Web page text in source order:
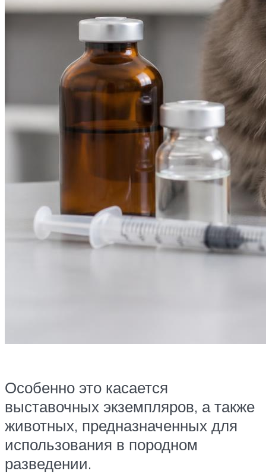
Особенно это касается
выставочных экземпляров, а также
животных, предназначенных для
использования в породном
разведении.